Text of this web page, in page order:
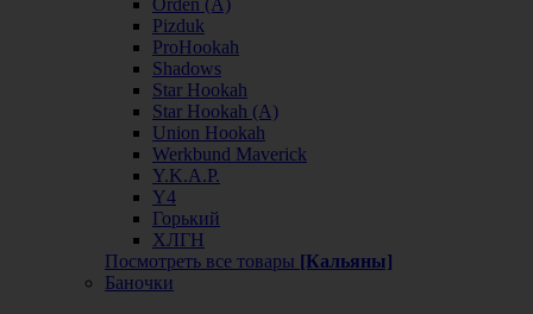
Orden (А)
Pizduk
ProHookah
Shadows
Star Hookah
Star Hookah (А)
Union Hookah
Werkbund Maverick
Y.K.A.P.
Y4
Горький
ХЛГН
Посмотреть все товары [Кальяны]
Баночки